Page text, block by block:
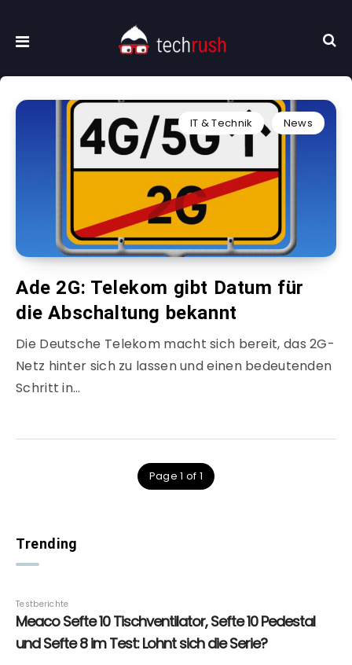
IT & Technik News
Ade 2G: Telekom gibt Datum für
die Abschaltung bekannt
Die Deutsche Telekom macht sich bereit, das 2G-
Netz hinter sich zu lassen und einen bedeutenden
Schritt in…
Page 1 of 1
Trending